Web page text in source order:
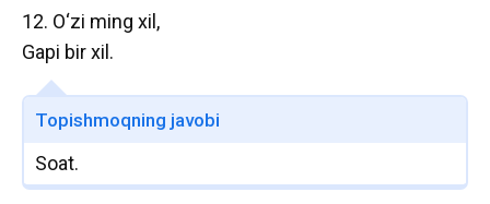
12. O‘zi ming xil,
Gapi bir xil.
Topishmoqning javobi
Soat.